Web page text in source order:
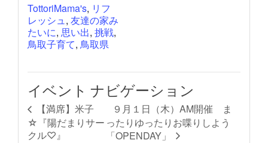
TottoriMama's, リフ
レッシュ, 友達の家み
たいに, 思い出, 挑戦,
鳥取子育て, 鳥取県
イベント ナビゲーション
【満席】米子
☆『陽だまりサー
クル♡』
９月１日（木）AM開催 ま
ったりゆったりお喋りしよう
「OPENDAY」